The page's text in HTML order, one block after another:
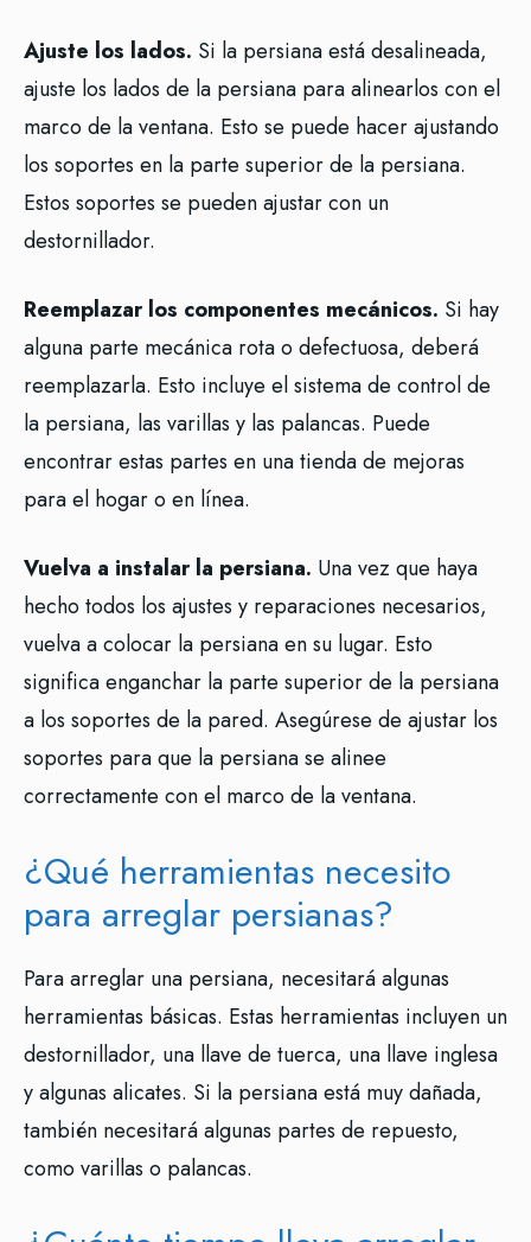
Ajuste los lados. Si la persiana está desalineada,
ajuste los lados de la persiana para alinearlos con el
marco de la ventana. Esto se puede hacer ajustando
los soportes en la parte superior de la persiana.
Estos soportes se pueden ajustar con un
destornillador.
Reemplazar los componentes mecánicos. Si hay
alguna parte mecánica rota o defectuosa, deberá
reemplazarla. Esto incluye el sistema de control de
la persiana, las varillas y las palancas. Puede
encontrar estas partes en una tienda de mejoras
para el hogar o en línea.
Vuelva a instalar la persiana. Una vez que haya
hecho todos los ajustes y reparaciones necesarios,
vuelva a colocar la persiana en su lugar. Esto
significa enganchar la parte superior de la persiana
a los soportes de la pared. Asegúrese de ajustar los
soportes para que la persiana se alinee
correctamente con el marco de la ventana.
¿Qué herramientas necesito
para arreglar persianas?
Para arreglar una persiana, necesitará algunas
herramientas básicas. Estas herramientas incluyen un
destornillador, una llave de tuerca, una llave inglesa
y algunas alicates. Si la persiana está muy dañada,
también necesitará algunas partes de repuesto,
como varillas o palancas.